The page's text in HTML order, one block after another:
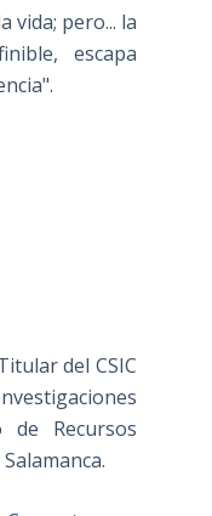
vida; pero... la
escapa
del CSIC
Recursos